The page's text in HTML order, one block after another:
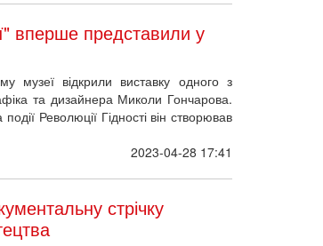
вперше представили у
музеї відкрили виставку одного з
та дизайнера Миколи Гончарова.
Революції Гідності він створював
2023-04-28 17:41
стрічку